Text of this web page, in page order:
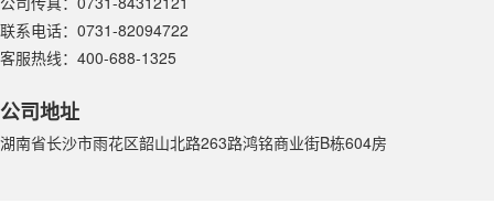
联系电话：0731-82094722
客服热线：400-688-1325
公司地址
湖南省长沙市雨花区韶山北路263路鸿铭商业街B栋604房